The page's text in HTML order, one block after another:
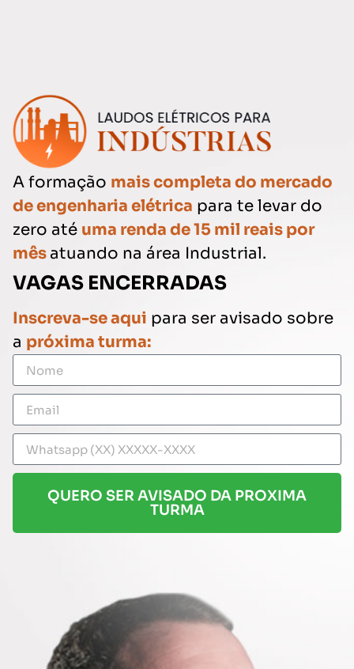
A formação mais completa do mercado
de engenharia elétrica para te levar do
zero até uma renda de 15 mil reais por
mês atuando na área Industrial.
VAGAS ENCERRADAS
Inscreva-se aqui para ser avisado sobre
a próxima turma:
QUERO SER AVISADO DA PROXIMA
TURMA